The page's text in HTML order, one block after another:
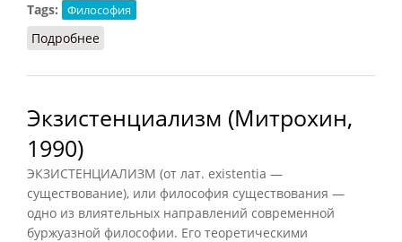
Tags:
Философия
Подробнее
Экзистенциализм (Митрохин,
1990)
ЭКЗИСТЕНЦИАЛИЗМ (от лат. existentia —
существование), или философия существования —
одно из влиятельных направлений современной
буржуазной философии. Его теоретическими